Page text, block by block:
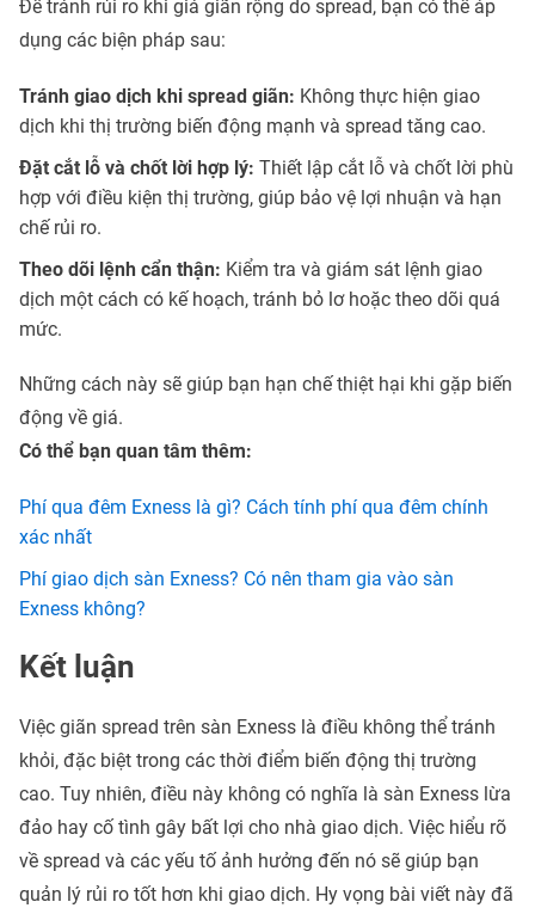
Để tránh rủi ro khi giá giãn rộng do spread, bạn có thể áp
dụng các biện pháp sau:
Tránh giao dịch khi spread giãn: Không thực hiện giao
dịch khi thị trường biến động mạnh và spread tăng cao.
Đặt cắt lỗ và chốt lời hợp lý: Thiết lập cắt lỗ và chốt lời phù
hợp với điều kiện thị trường, giúp bảo vệ lợi nhuận và hạn
chế rủi ro.
Theo dõi lệnh cẩn thận: Kiểm tra và giám sát lệnh giao
dịch một cách có kế hoạch, tránh bỏ lơ hoặc theo dõi quá
mức.
Những cách này sẽ giúp bạn hạn chế thiệt hại khi gặp biến
động về giá.
Có thể bạn quan tâm thêm:
Phí qua đêm Exness là gì? Cách tính phí qua đêm chính
xác nhất
Phí giao dịch sàn Exness? Có nên tham gia vào sàn
Exness không?
Kết luận
Việc giãn spread trên sàn Exness là điều không thể tránh
khỏi, đặc biệt trong các thời điểm biến động thị trường
cao. Tuy nhiên, điều này không có nghĩa là sàn Exness lừa
đảo hay cố tình gây bất lợi cho nhà giao dịch. Việc hiểu rõ
về spread và các yếu tố ảnh hưởng đến nó sẽ giúp bạn
quản lý rủi ro tốt hơn khi giao dịch. Hy vọng bài viết này đã